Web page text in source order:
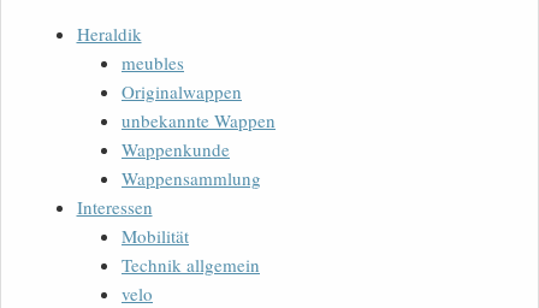
Heraldik
meubles
Originalwappen
unbekannte Wappen
Wappenkunde
Wappensammlung
Interessen
Mobilität
Technik allgemein
velo